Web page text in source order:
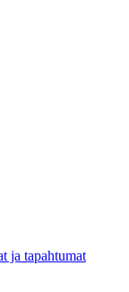
ja tapahtumat